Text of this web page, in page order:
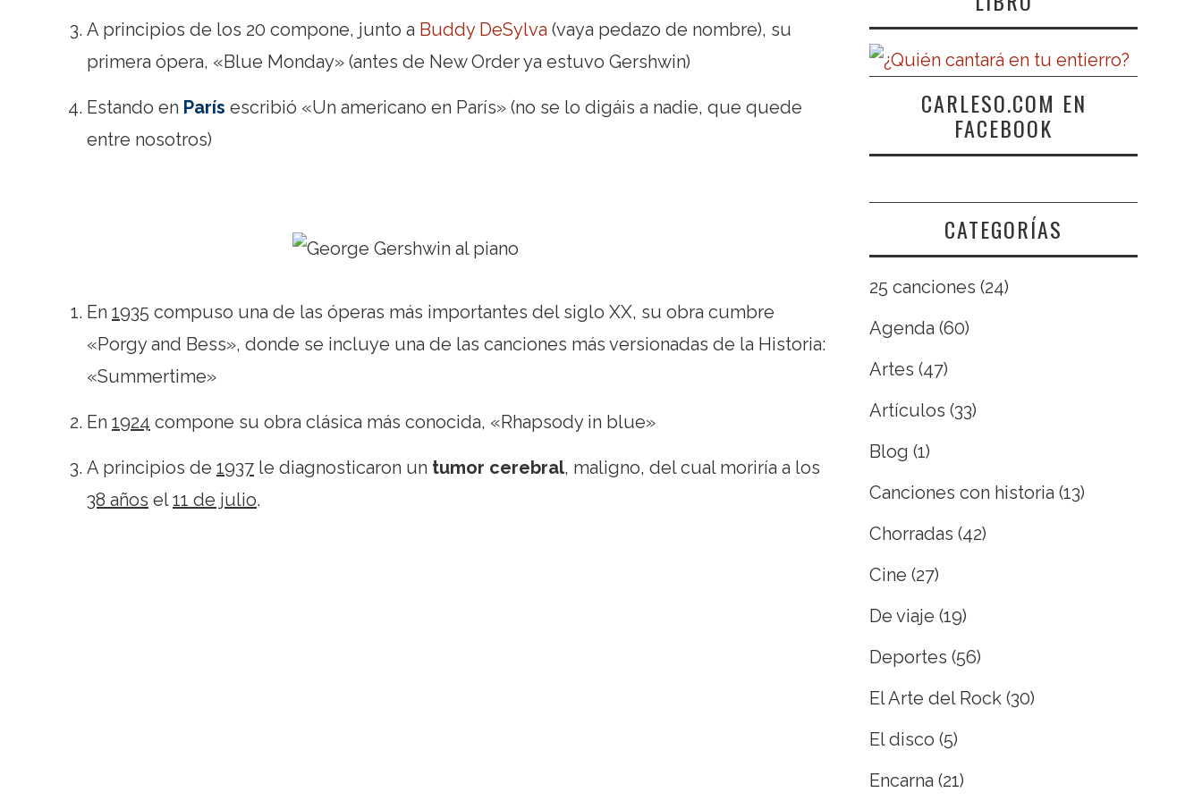
A principios de los 20 compone, junto a Buddy DeSylva (vaya pedazo de nombre), su
primera ópera, «Blue Monday» (antes de New Order ya estuvo Gershwin)
Estando en París escribió «Un americano en París» (no se lo digáis a nadie, que quede
entre nosotros)
En 1935 compuso una de las óperas más importantes del siglo XX, su obra cumbre
«Porgy and Bess», donde se incluye una de las canciones más versionadas de la Historia:
«Summertime»
En 1924 compone su obra clásica más conocida, «Rhapsody in blue»
A principios de 1937 le diagnosticaron un tumor cerebral, maligno, del cual moriría a los
38 años el11 de julio.
CARLESO.COM EN
FACEBOOK
CATEGORÍAS
25 canciones (24)
Agenda (60)
Artes (47)
Artículos (33)
Blog (1)
Canciones con historia (13)
Chorradas (42)
Cine (27)
De viaje (19)
Deportes (56)
El Arte del Rock (30)
El disco (5)
Encarna (21)